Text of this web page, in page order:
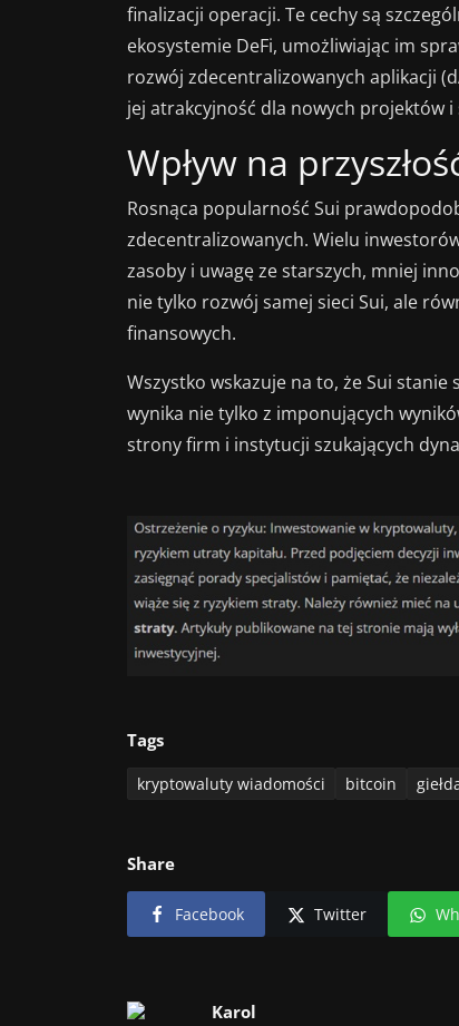
finalizacji operacji. Te cechy są
ekosystemie DeFi, umożliwiając im
rozwój zdecentralizowanych aplikacji
jej atrakcyjność dla nowych projektów i
Wpływ na
Rosnąca popularność Sui
zdecentralizowanych. Wielu
zasoby i uwagę ze starszych, mniej
nie tylko rozwój samej sieci Sui, ale
finansowych.
Wszystko wskazuje na to, że Sui
wynika nie tylko z imponujących
strony firm i instytucji szukających
Tags
kryptowaluty wiadomości bitcoin
Share
Facebook Twitter
Karol